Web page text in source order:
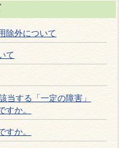
除外について
て
当する「一定の障害」
すか。
すか。